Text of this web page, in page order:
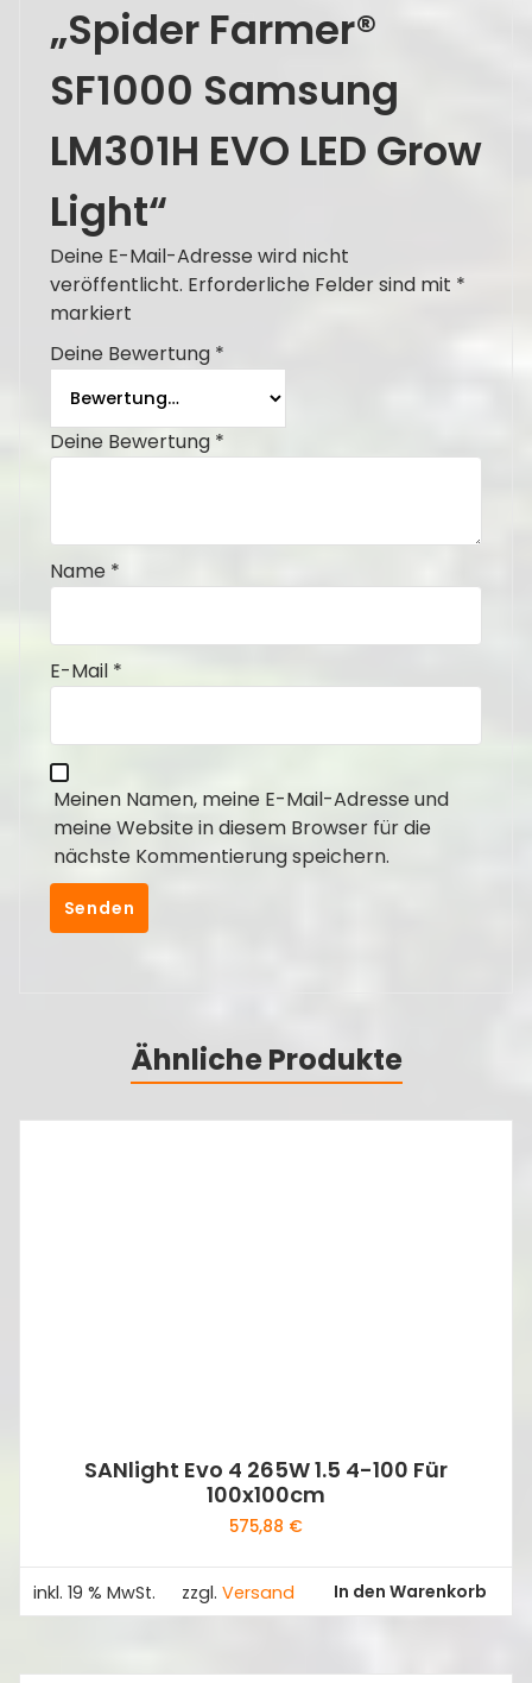
„Spider Farmer®
SF1000 Samsung
LM301H EVO LED Grow
Light“
Deine E-Mail-Adresse wird nicht
veröffentlicht. Erforderliche Felder sind mit *
markiert
Deine Bewertung *
Deine Bewertung *
Name *
E-Mail *
Meinen Namen, meine E-Mail-Adresse und
meine Website in diesem Browser für die
nächste Kommentierung speichern.
Ähnliche Produkte
SANlight Evo 4 265W 1.5 4-100 Für
100x100cm
575,88 €
inkl. 19 % MwSt. zzgl. Versand In den Warenkorb